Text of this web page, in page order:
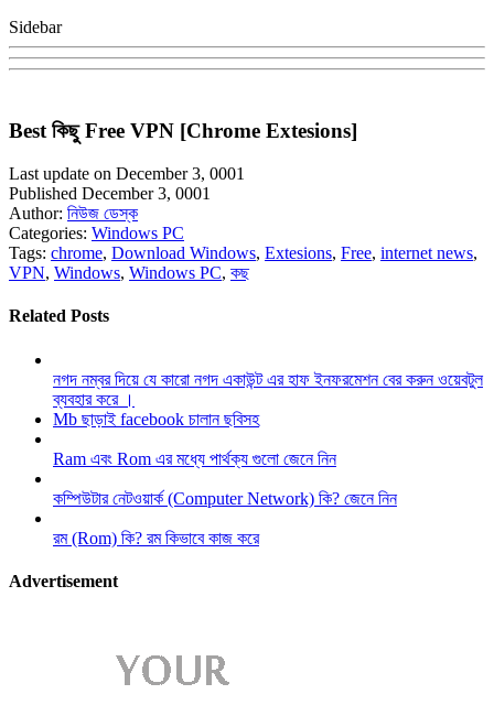
Sidebar
Best কিছু Free VPN [Chrome Extesions]
Last update on December 3, 0001
Published December 3, 0001
Author: নিউজ ডেস্ক
Categories: Windows PC
Tags: chrome, Download Windows, Extesions, Free, internet news,
VPN, Windows, Windows PC, কছ
Related Posts
নগদ নম্বর দিয়ে যে কারো নগদ একাউন্ট এর হাফ ইনফরমেশন বের করুন ওয়েবটুল
ব্যবহার করে ।
Mb ছাড়াই facebook চালান ছবিসহ
Ram এবং Rom এর মধ্যে পার্থক্য গুলো জেনে নিন
কম্পিউটার নেটওয়ার্ক (Computer Network) কি? জেনে নিন
রম (Rom) কি? রম কিভাবে কাজ করে
Advertisement